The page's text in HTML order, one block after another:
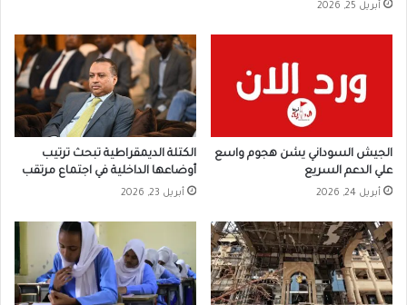
أبريل 25, 2026
الجيش السوداني يشن هجوم واسع
علي الدعم السريع
أبريل 24, 2026
الكتلة الديمقراطية تبحث ترتيب
أوضاعها الداخلية في اجتماع مرتقب
أبريل 23, 2026